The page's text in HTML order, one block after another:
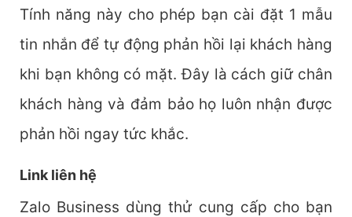
Tính năng này cho phép bạn cài đặt 1 mẫu
tin nhắn để tự động phản hồi lại khách hàng
khi bạn không có mặt. Đây là cách giữ chân
khách hàng và đảm bảo họ luôn nhận được
phản hồi ngay tức khắc.
Link liên hệ
Zalo Business dùng thử cung cấp cho bạn